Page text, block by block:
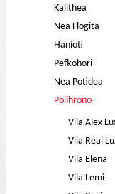
Kalithea
Nea Flogita
Hanioti
Pefkohori
Nea Potidea
Polihrono
Vila Alex
Vila Real
Vila Elena
Vila Lemi